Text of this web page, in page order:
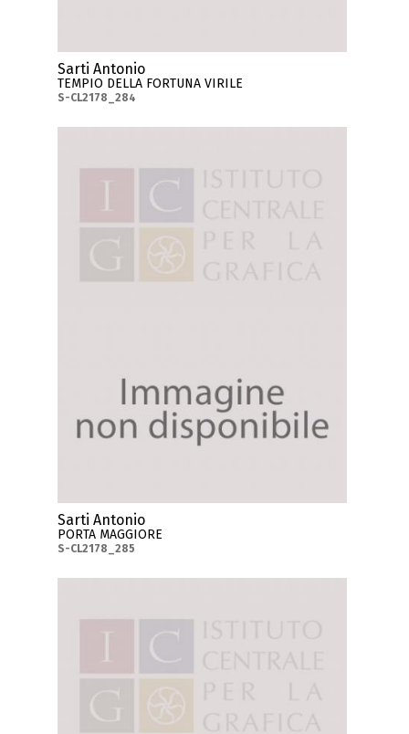
Sarti Antonio
TEMPIO DELLA FORTUNA VIRILE
S-CL2178_284
Sarti Antonio
PORTA MAGGIORE
S-CL2178_285